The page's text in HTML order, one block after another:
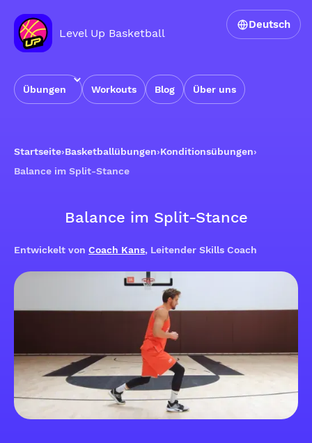
Level Up Basketball
Übungen Workouts Blog Über uns
Deutsch
Startseite›Basketballübungen›Konditionsübungen›
Balance im Split-Stance
Balance im Split-Stance
Entwickelt von Coach Kans, Leitender Skills Coach